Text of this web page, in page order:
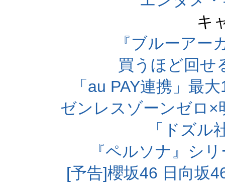
キ
『ブルーアー
買うほど回せ
「au PAY連携」最
ゼンレスゾーンゼロ
「ドズル
『ペルソナ』シ
[予告]櫻坂46 日向坂